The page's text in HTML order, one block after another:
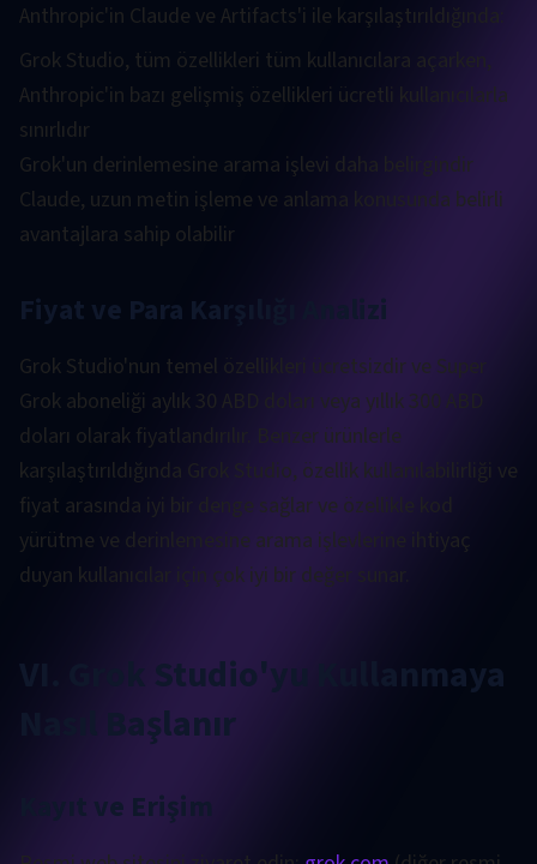
Anthropic'in Claude ve Artifacts'i ile karşılaştırıldığında:
Grok Studio, tüm özellikleri tüm kullanıcılara açarken,
Anthropic'in bazı gelişmiş özellikleri ücretli kullanıcılarla
sınırlıdır
Grok'un derinlemesine arama işlevi daha belirgindir
Claude, uzun metin işleme ve anlama konusunda belirli
avantajlara sahip olabilir
Fiyat ve Para Karşılığı Analizi
Grok Studio'nun temel özellikleri ücretsizdir ve Super
Grok aboneliği aylık 30 ABD doları veya yıllık 300 ABD
doları olarak fiyatlandırılır. Benzer ürünlerle
karşılaştırıldığında Grok Studio, özellik kullanılabilirliği ve
fiyat arasında iyi bir denge sağlar ve özellikle kod
yürütme ve derinlemesine arama işlevlerine ihtiyaç
duyan kullanıcılar için çok iyi bir değer sunar.
VI. Grok Studio'yu Kullanmaya
Nasıl Başlanır
Kayıt ve Erişim